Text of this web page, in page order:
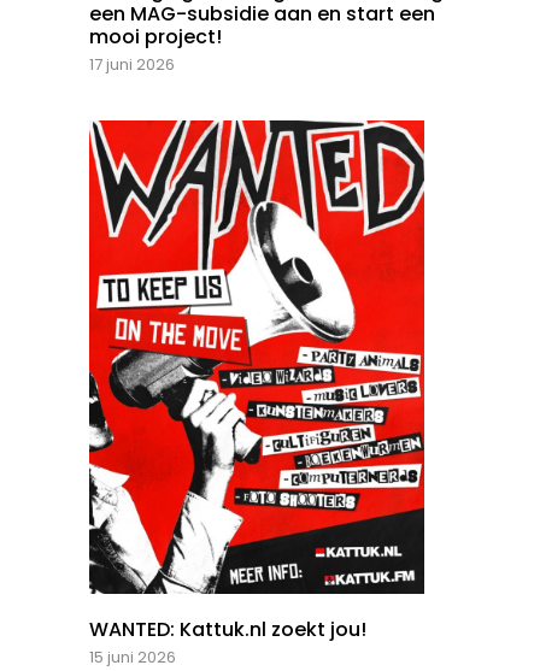
een MAG-subsidie aan en start een
mooi project!
17 juni 2026
WANTED: Kattuk.nl zoekt jou!
15 juni 2026